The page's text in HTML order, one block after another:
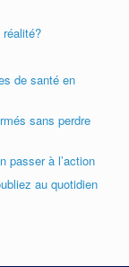
de santé en
sans perdre
passer à l’action
au quotidien